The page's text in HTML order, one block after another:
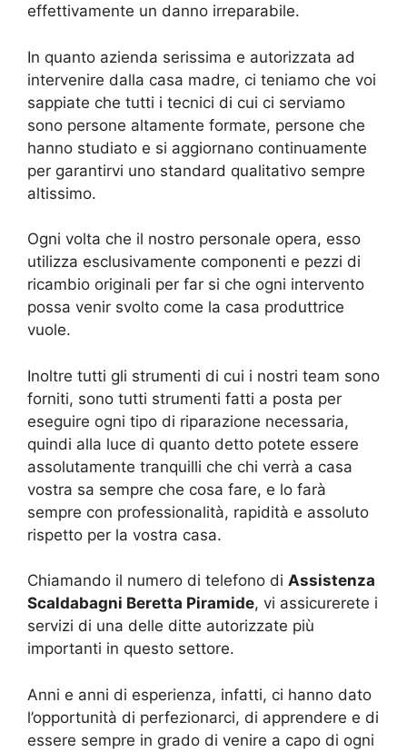
effettivamente un danno irreparabile.
In quanto azienda serissima e autorizzata ad
intervenire dalla casa madre, ci teniamo che voi
sappiate che tutti i tecnici di cui ci serviamo
sono persone altamente formate, persone che
hanno studiato e si aggiornano continuamente
per garantirvi uno standard qualitativo sempre
altissimo.
Ogni volta che il nostro personale opera, esso
utilizza esclusivamente componenti e pezzi di
ricambio originali per far si che ogni intervento
possa venir svolto come la casa produttrice
vuole.
Inoltre tutti gli strumenti di cui i nostri team sono
forniti, sono tutti strumenti fatti a posta per
eseguire ogni tipo di riparazione necessaria,
quindi alla luce di quanto detto potete essere
assolutamente tranquilli che chi verrà a casa
vostra sa sempre che cosa fare, e lo farà
sempre con professionalità, rapidità e assoluto
rispetto per la vostra casa.
Chiamando il numero di telefono di Assistenza
Scaldabagni Beretta Piramide, vi assicurerete i
servizi di una delle ditte autorizzate più
importanti in questo settore.
Anni e anni di esperienza, infatti, ci hanno dato
l’opportunità di perfezionarci, di apprendere e di
essere sempre in grado di venire a capo di ogni